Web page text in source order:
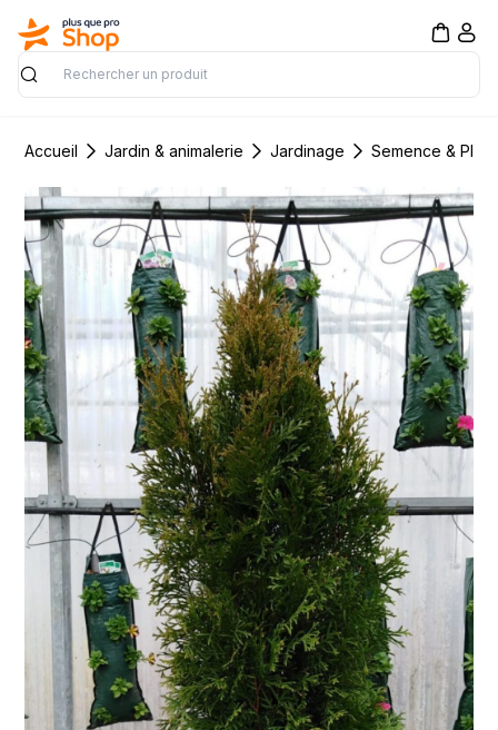
Rechercher
Accueil Jardin & animalerie Jardinage Semence &